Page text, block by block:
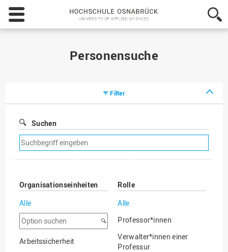
Hochschule
Osnabrück
-
Personensuche
Filter
Suchen
Suchfilter
entfernen
Organisationseinheiten
Alle
Option
suchen
Arbeitssicherheit
Rolle
Alle
Professor*innen
Verwalter*innen einer
Professur